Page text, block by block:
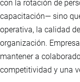
con la rotación de
capacitación— sino
operativa, la calidad
organización.
mantener a
competitividad y una